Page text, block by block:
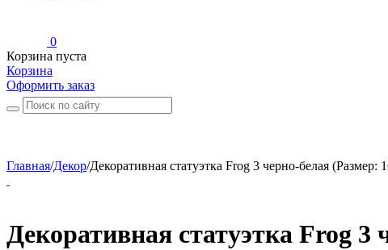
0
Корзина пуста
Корзина
Оформить заказ
Главная/Декор/Декоративная статуэтка Frog 3 черно-белая (Размер:
Декоративная статуэтка Frog 3